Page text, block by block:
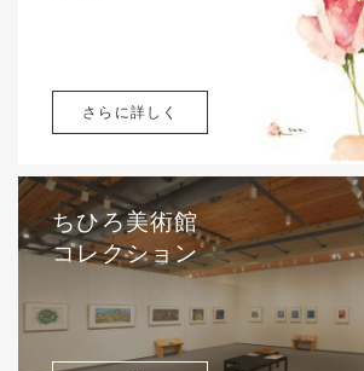
さらに詳しく
ちひろ美術館
コレクション